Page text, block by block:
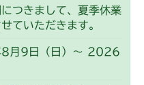
アクスル
クスル
つきまして、夏季休業
ていただきます。
8月9日（日）～ 2026